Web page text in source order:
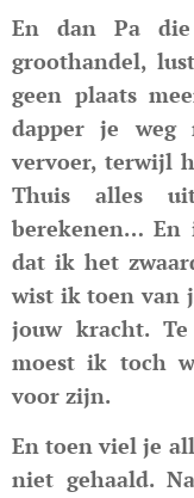
En dan Pa
groothandel,
geen plaats
dapper je weg
vervoer, terwijl
Thuis alles
berekenen… En
dat ik het
wist ik toen van
jouw kracht.
moest ik toch
voor zijn.
En toen viel je
niet gehaald.